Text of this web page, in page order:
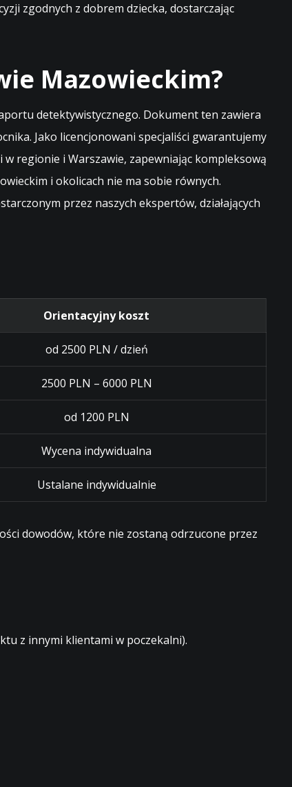
zgodnych z dobrem dziecka, dostarczając
Mazowieckim?
detektywistycznego. Dokument ten zawiera
Jako licencjonowani specjaliści gwarantujemy
regionie i Warszawie, zapewniając kompleksową
i okolicach nie ma sobie równych.
przez naszych ekspertów, działających
Orientacyjny koszt
od 2500 PLN / dzień
2500 PLN – 6000 PLN
od 1200 PLN
Wycena indywidualna
Ustalane indywidualnie
dowodów, które nie zostaną odrzucone przez
z innymi klientami w poczekalni).